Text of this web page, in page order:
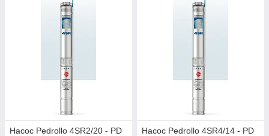
Насос Pedrollo 4SR2/20 - PD
Насос Pedrollo 4SR4/14 - PD